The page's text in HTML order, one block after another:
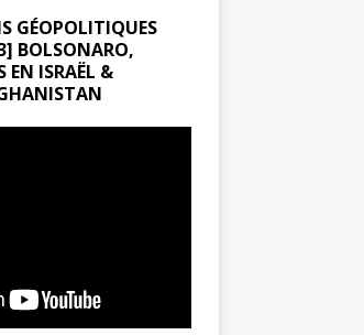
GÉOPOLITIQUES
BOLSONARO,
EN ISRAËL &